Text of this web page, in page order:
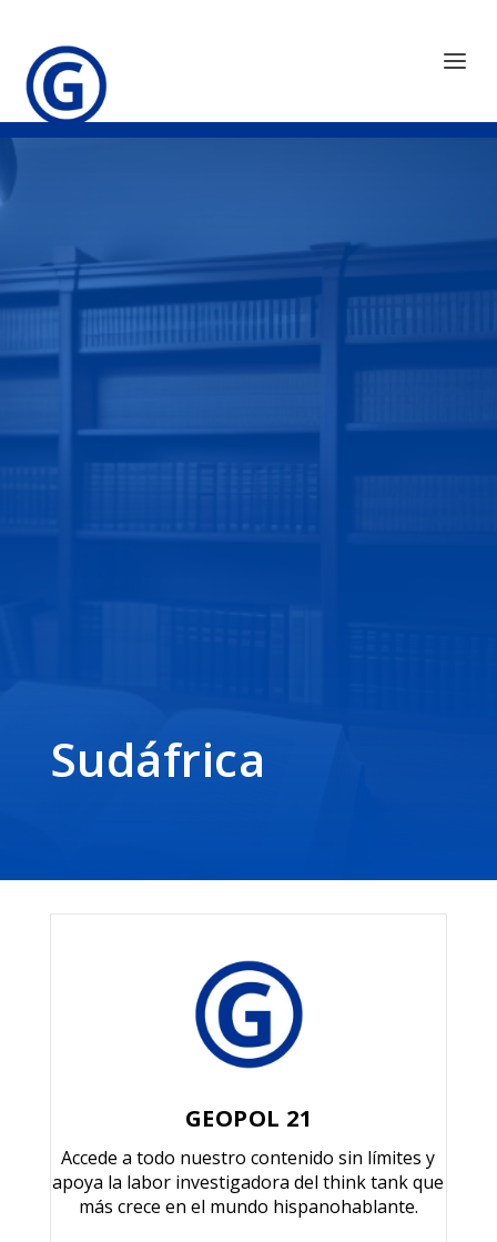
Sudáfrica
GEOPOL 21
Accede a todo nuestro contenido sin límites y
apoya la labor investigadora del think tank que
más crece en el mundo hispanohablante.